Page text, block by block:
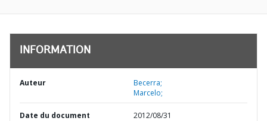
INFORMATION
Auteur
Becerra;
Marcelo;
Date du document 2012/08/31